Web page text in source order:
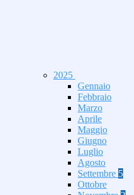
2025
Gennaio
Febbraio
Marzo
Aprile
Maggio
Giugno
Luglio
Agosto
Settembre 5
Ottobre